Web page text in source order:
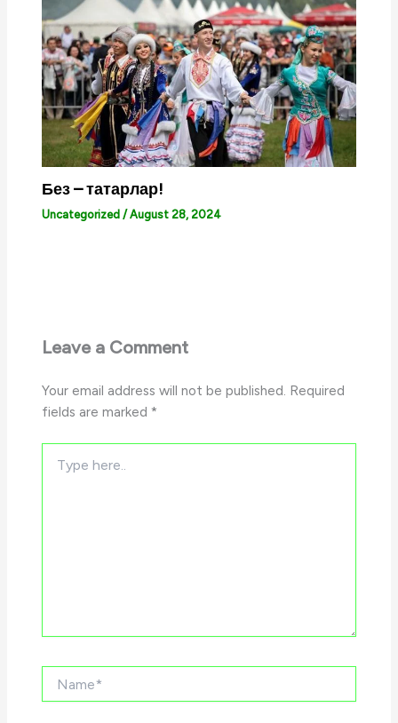
Без – татарлар!
Uncategorized /August 28, 2024
Leave a Comment
Your email address will not be published. Required
fields are marked*
here..